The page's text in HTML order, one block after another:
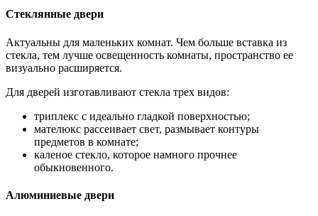
Стеклянные двери
Актуальны для маленьких комнат. Чем больше вставка из
стекла, тем лучше освещенность комнаты, пространство ее
визуально расширяется.
Для дверей изготавливают стекла трех видов:
триплекс с идеально гладкой поверхностью;
мателюкс рассеивает свет, размывает контуры
предметов в комнате;
каленое стекло, которое намного прочнее
обыкновенного.
Алюминиевые двери